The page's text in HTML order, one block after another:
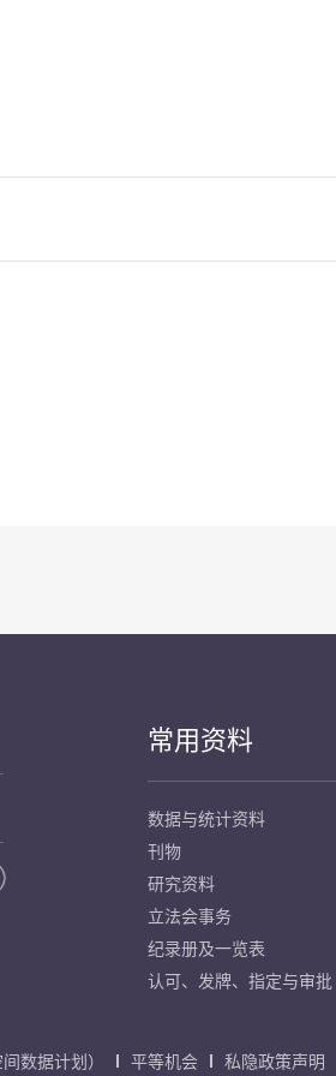
常用资料
数据与统计资料
刊物
研究资料
立法会事务
纪录册及一览表
认可、发牌、指定与审批
数据计划） 平等机会 私隐政策声明